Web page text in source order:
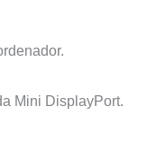
Mini DisplayPort.